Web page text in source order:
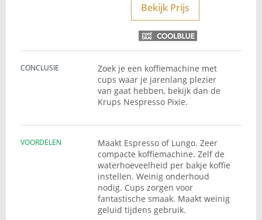
Bekijk Prijs
CONCLUSIE
Zoek je een koffiemachine met
cups waar je jarenlang plezier
van gaat hebben, bekijk dan de
Krups Nespresso Pixie.
VOORDELEN
Maakt Espresso of Lungo. Zeer
compacte koffiemachine. Zelf de
waterhoeveelheid per bakje koffie
instellen. Weinig onderhoud
nodig. Cups zorgen voor
fantastische smaak. Maakt weinig
geluid tijdens gebruik.